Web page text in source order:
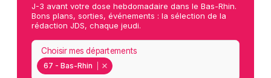
J-3 avant votre dose hebdomadaire dans le Bas-Rhin.
Bons plans, sorties, événements : la sélection de la
rédaction JDS, chaque jeudi.
67 - Bas-Rhin
Choisir mes départements